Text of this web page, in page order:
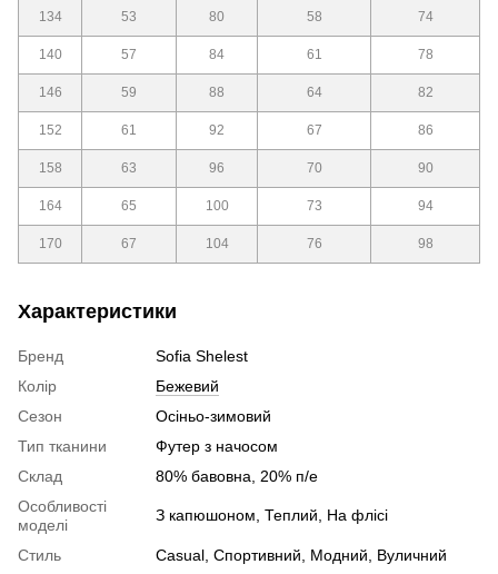
134 53 80 58 74
140 57 84 61 78
146 59 88 64 82
152 61 92 67 86
158 63 96 70 90
164 65 100 73 94
170 67 104 76 98
Характеристики
Бренд
Sofia Shelest
Колір
Бежевий
Сезон
Осіньо-зимовий
Тип тканини
Футер з начосом
Склад
80% бавовна, 20% п/е
Особливості
моделі
З капюшоном, Теплий, На флісі
Стиль
Сasual, Спортивний, Модний, Вуличний